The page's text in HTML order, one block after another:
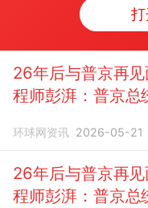
26年后与普京再
程师彭湃：普京总
环球网资讯 2026-05-21
26年后与普京再
程师彭湃：普京总